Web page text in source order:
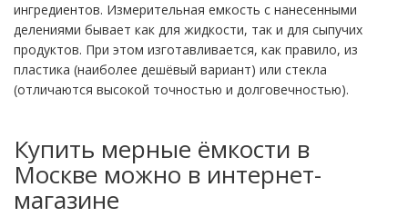
ингредиентов. Измерительная емкость с нанесенными
делениями бывает как для жидкости, так и для сыпучих
продуктов. При этом изготавливается, как правило, из
пластика (наиболее дешёвый вариант) или стекла
(отличаются высокой точностью и долговечностью).
Купить мерные ёмкости в
Москве можно в интернет-
магазине